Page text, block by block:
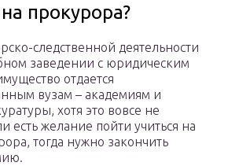
прокурора?
следственной деятельности
заведении с юридическим
отдается
вузам – академиям и
хотя это вовсе не
есть желание пойти учиться на
тогда нужно закончить